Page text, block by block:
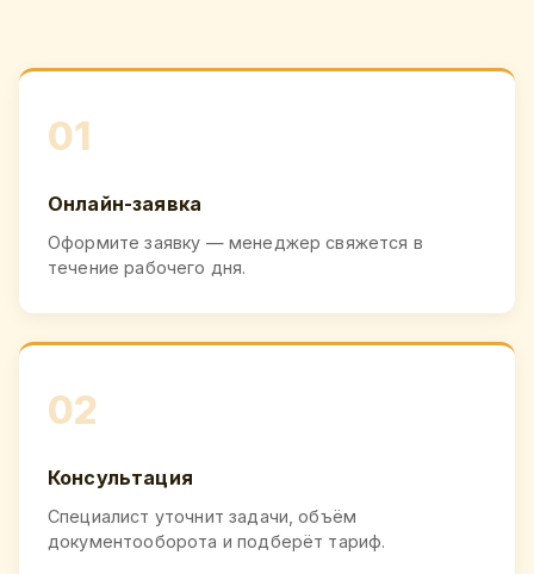
01
Онлайн-заявка
Оформите заявку — менеджер свяжется в
течение рабочего дня.
02
Консультация
Специалист уточнит задачи, объём
документооборота и подберёт тариф.